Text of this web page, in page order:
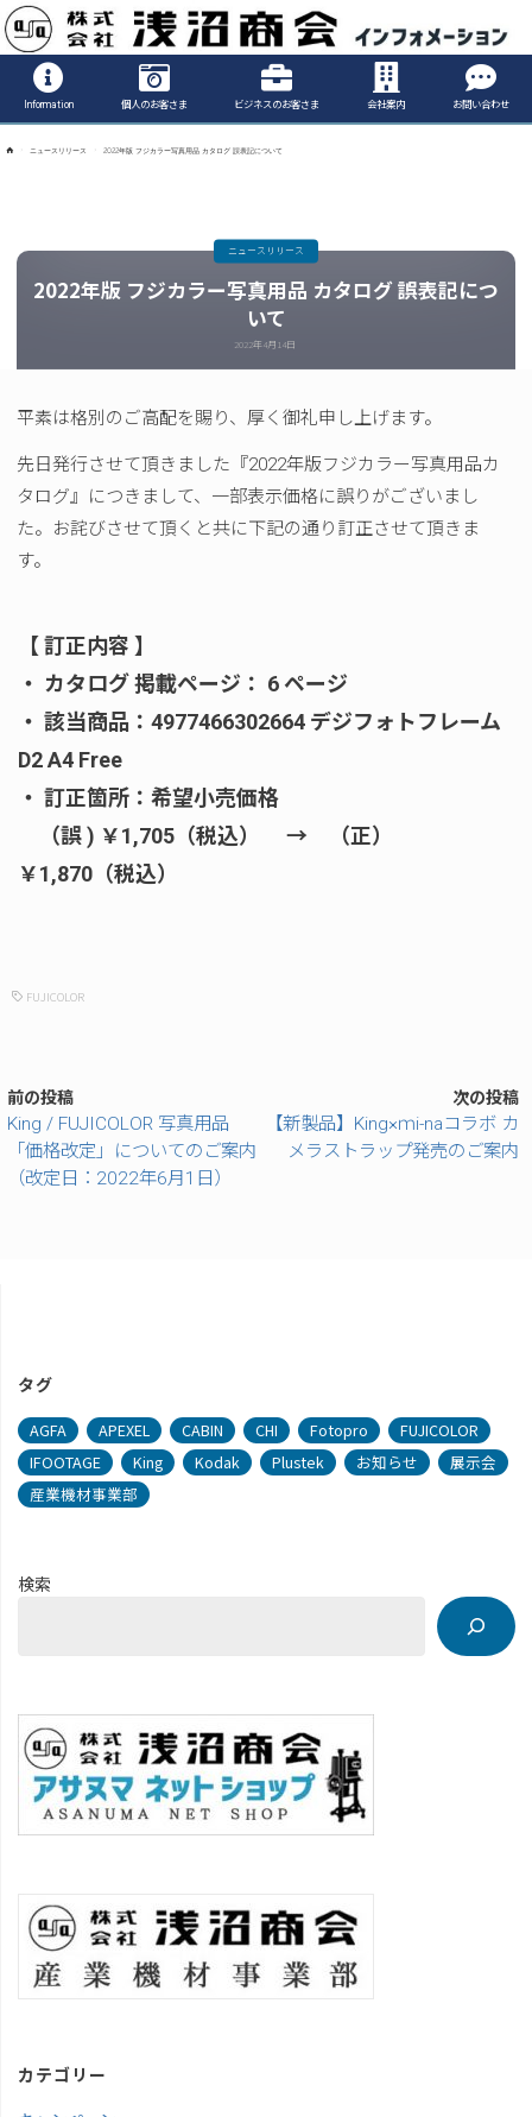
Information
Information 個人のお客さま ビジネスのお客さま 会社案内 お問い合わせ
ニュースリリース 2022年版 フジカラー写真用品 カタログ 誤表記について
2022年版 フジカラー写真用品 カタログ 誤表記につ
いて
2022年4月14日
ニュースリリース
平素は格別のご高配を賜り、厚く御礼申し上げます。
先日発行させて頂きました『2022年版フジカラー写真用品カ
タログ』につきまして、一部表示価格に誤りがございまし
た。お詫びさせて頂くと共に下記の通り訂正させて頂きま
す。
【 訂正内容 】
・ カタログ 掲載ページ： 6 ページ
・ 該当商品：4977466302664 デジフォトフレーム
D2 A4 Free
・ 訂正箇所：希望小売価格
（誤 ) ￥1,705（税込） → （正）
￥1,870（税込）
FUJICOLOR
前の投稿
King / FUJICOLOR 写真用品
「価格改定」についてのご案内
（改定日：2022年6月1日）
次の投稿
【新製品】King×ｍi-naコラボ カ
メラストラップ発売のご案内
タグ
AGFA APEXEL CABIN CHI Fotopro
FUJICOLOR
IFOOTAGE
King Kodak Plustek お知らせ
展示会
産業機材事業部
検索
カテゴリー